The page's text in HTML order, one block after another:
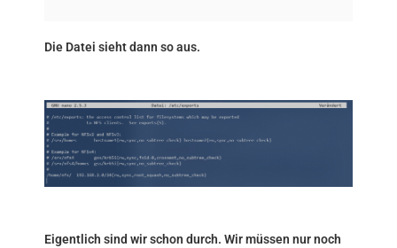
Die Datei sieht dann so aus.
Eigentlich sind wir schon durch. Wir müssen nur noch